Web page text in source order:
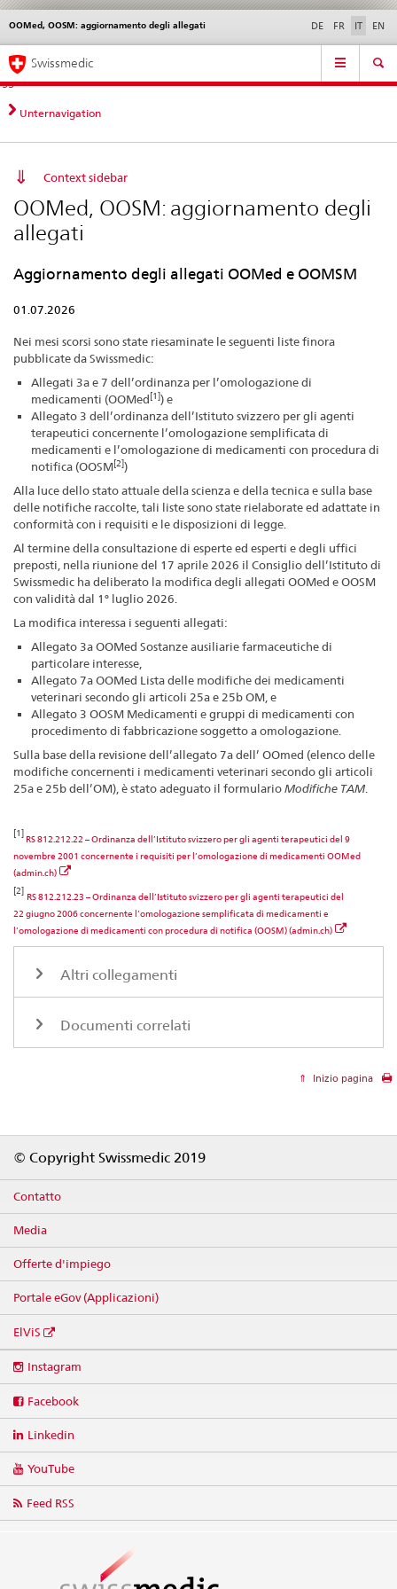
Navigazione
diretta:
novità,
aspetti
contatto
Novità &
norme
Contatto | Supporto &
aiuto
OOMed, OOSM: aggiornamento degli allegati DE FR IT EN
Service
Navigation
Swissmedic
Unternavigation
Context sidebar
OOMed, OOSM: aggiornamento degli
allegati
Aggiornamento degli allegati OOMed e OOMSM
01.07.2026
Nei mesi scorsi sono state riesaminate le seguenti liste finora
pubblicate da Swissmedic:
Allegati 3a e 7 dell’ordinanza per l’omologazione di
medicamenti (OOMed[1]) e
Allegato 3 dell’ordinanza dell’Istituto svizzero per gli agenti
terapeutici concernente l’omologazione semplificata di
medicamenti e l’omologazione di medicamenti con procedura di
notifica (OOSM[2])
Alla luce dello stato attuale della scienza e della tecnica e sulla base
delle notifiche raccolte, tali liste sono state rielaborate ed adattate in
conformità con i requisiti e le disposizioni di legge.
Al termine della consultazione di esperte ed esperti e degli uffici
preposti, nella riunione del 17 aprile 2026 il Consiglio dell’Istituto di
Swissmedic ha deliberato la modifica degli allegati OOMed e OOSM
con validità dal 1° luglio 2026.
La modifica interessa i seguenti allegati:
Allegato 3a OOMed Sostanze ausiliarie farmaceutiche di
particolare interesse,
Allegato 7a OOMed Lista delle modifiche dei medicamenti
veterinari secondo gli articoli 25a e 25b OM, e
Allegato 3 OOSM Medicamenti e gruppi di medicamenti con
procedimento di fabbricazione soggetto a omologazione.
Sulla base della revisione dell’allegato 7a dell’ OOmed (elenco delle
modifiche concernenti i medicamenti veterinari secondo gli articoli
25a e 25b dell’OM), è stato adeguato il formularioModifiche TAM.
[1]
RS 812.212.22 – Ordinanza dell’Istituto svizzero per gli agenti terapeutici del 9
novembre 2001 concernente i requisiti per l’omologazione di medicamenti OOMed
(admin.ch)
[2]
RS 812.212.23 – Ordinanza dell’Istituto svizzero per gli agenti terapeutici del
22 giugno 2006 concernente l’omologazione semplificata di medicamenti e
l’omologazione di medicamenti con procedura di notifica (OOSM) (admin.ch)
Altri collegamenti
Documenti correlati
Inizio pagina
© Copyright Swissmedic 2019
Contatto
Media
Offerte d'impiego
Portale eGov (Applicazioni)
ElViS
media
Instagram
Facebook
Linkedin
YouTube
Feed RSS